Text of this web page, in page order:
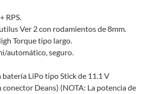
RPS.
Ver 2 con rodamientos de 8mm.
Torque tipo largo.
automático, seguro.
batería LiPo tipo Stick de 11.1 V
conector Deans) (NOTA: La potencia de